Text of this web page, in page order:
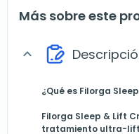
Más sobre este
expand_more
¿Qué es Filorga
Filorga Sleep & Lift
tratamiento ultra-